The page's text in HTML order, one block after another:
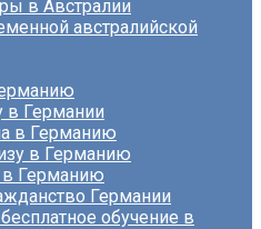
в Австралии
австралийской
в Германии
в Германию
в Германию
в Германию
Германии
обучение в